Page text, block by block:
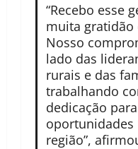
“Recebo esse
muita gratidão
Nosso
lado das
rurais e das
trabalhando
dedicação
oportunidades
região”,